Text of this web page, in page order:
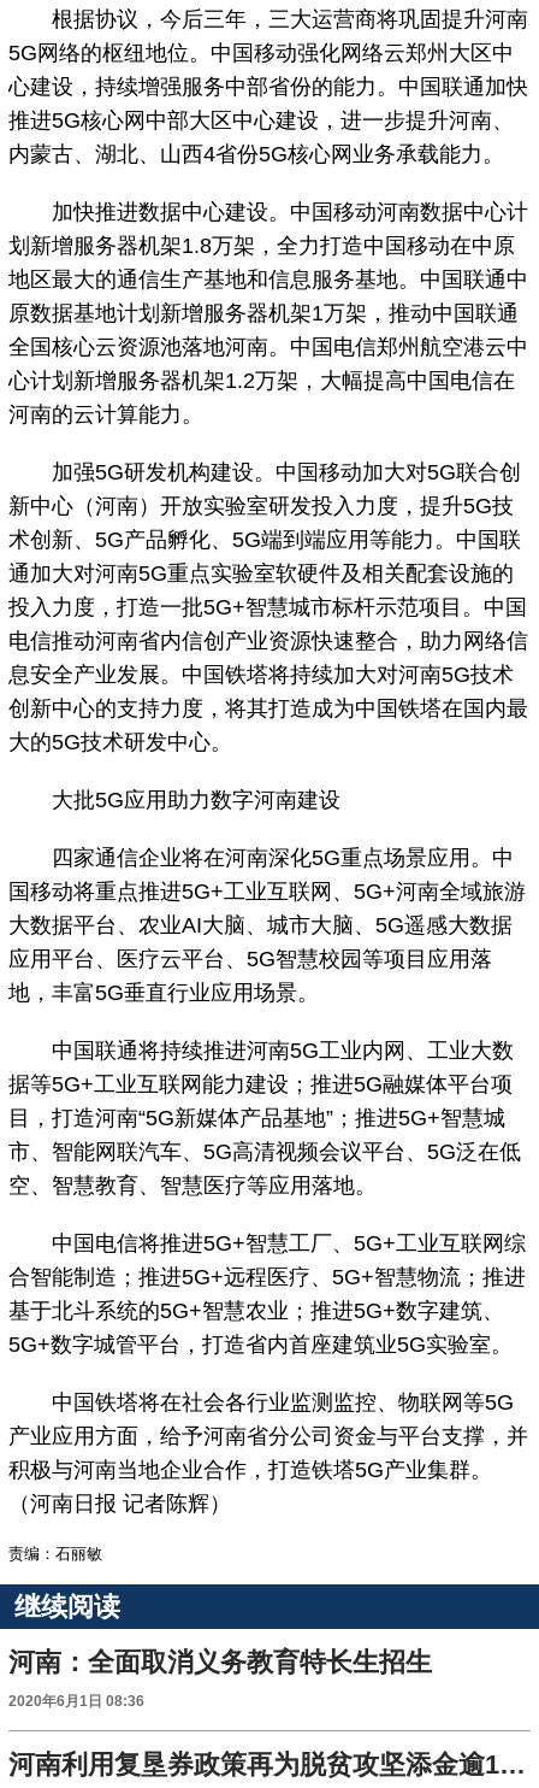
根据协议，今后三年，三大运营商将巩固提升河南
5G网络的枢纽地位。中国移动强化网络云郑州大区中
心建设，持续增强服务中部省份的能力。中国联通加快
推进5G核心网中部大区中心建设，进一步提升河南、
内蒙古、湖北、山西4省份5G核心网业务承载能力。
加快推进数据中心建设。中国移动河南数据中心计
划新增服务器机架1.8万架，全力打造中国移动在中原
地区最大的通信生产基地和信息服务基地。中国联通中
原数据基地计划新增服务器机架1万架，推动中国联通
全国核心云资源池落地河南。中国电信郑州航空港云中
心计划新增服务器机架1.2万架，大幅提高中国电信在
河南的云计算能力。
加强5G研发机构建设。中国移动加大对5G联合创
新中心（河南）开放实验室研发投入力度，提升5G技
术创新、5G产品孵化、5G端到端应用等能力。中国联
通加大对河南5G重点实验室软硬件及相关配套设施的
投入力度，打造一批5G+智慧城市标杆示范项目。中国
电信推动河南省内信创产业资源快速整合，助力网络信
息安全产业发展。中国铁塔将持续加大对河南5G技术
创新中心的支持力度，将其打造成为中国铁塔在国内最
大的5G技术研发中心。
大批5G应用助力数字河南建设
四家通信企业将在河南深化5G重点场景应用。中
国移动将重点推进5G+工业互联网、5G+河南全域旅游
大数据平台、农业AI大脑、城市大脑、5G遥感大数据
应用平台、医疗云平台、5G智慧校园等项目应用落
地，丰富5G垂直行业应用场景。
中国联通将持续推进河南5G工业内网、工业大数
据等5G+工业互联网能力建设；推进5G融媒体平台项
目，打造河南“5G新媒体产品基地”；推进5G+智慧城
市、智能网联汽车、5G高清视频会议平台、5G泛在低
空、智慧教育、智慧医疗等应用落地。
中国电信将推进5G+智慧工厂、5G+工业互联网综
合智能制造；推进5G+远程医疗、5G+智慧物流；推进
基于北斗系统的5G+智慧农业；推进5G+数字建筑、
5G+数字城管平台，打造省内首座建筑业5G实验室。
中国铁塔将在社会各行业监测监控、物联网等5G
产业应用方面，给予河南省分公司资金与平台支撑，并
积极与河南当地企业合作，打造铁塔5G产业集群。
（河南日报 记者陈辉）
责编：石丽敏
继续阅读
河南：全面取消义务教育特长生招生
2020年6月1日 08:36
河南利用复垦券政策再为脱贫攻坚添金逾12亿元